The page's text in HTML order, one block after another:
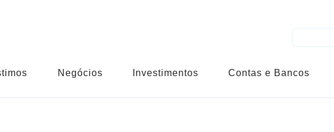
Negócios Investimentos Contas e Bancos